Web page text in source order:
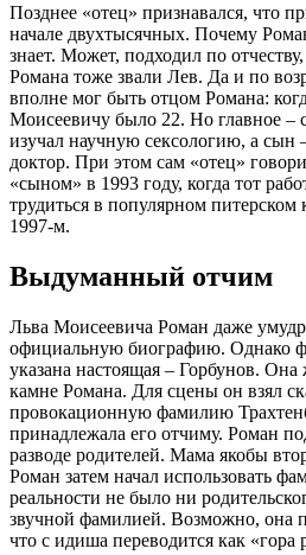
Позднее «отец» признавался, что
начале двухтысячных. Почему
знает. Может, подходил по
Романа тоже звали Лев. Да и по
вполне мог быть отцом Романа:
Моисеевичу было 22. Но главное –
изучал научную сексологию, а сын
доктор. При этом сам «отец»
«сыном» в 1993 году, когда тот
трудиться в популярном питерском
1997-м.
Выдуманный отчим
Льва Моисеевича Роман даже
официальную биографию. Однако
указана настоящая – Горбунов.
камне Романа. Для сцены он взял
провокационную фамилию
принадлежала его отчиму. Роман
разводе родителей. Мама якобы
Роман затем начал использовать
реальности не было ни
звучной фамилией. Возможно, она
что с идиша переводится как «гора